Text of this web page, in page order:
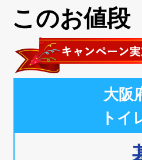
このお値段
大阪
トイ